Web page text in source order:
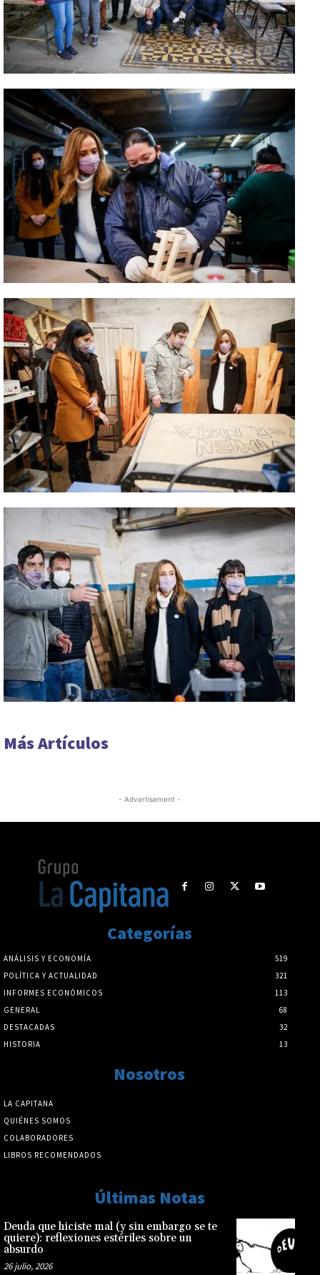
Más Artículos
- Advertisement -
Categorías
ANÁLISIS Y ECONOMÍA
519
POLÍTICA Y ACTUALIDAD
321
INFORMES ECONÓMICOS
113
GENERAL
68
DESTACADAS
32
HISTORIA
13
Nosotros
LA CAPITANA
QUIÉNES SOMOS
COLABORADORES
LIBROS RECOMENDADOS
Últimas Notas
Deuda que hiciste mal (y sin embargo se te
quiere): reflexiones estériles sobre un
absurdo
26 julio, 2026